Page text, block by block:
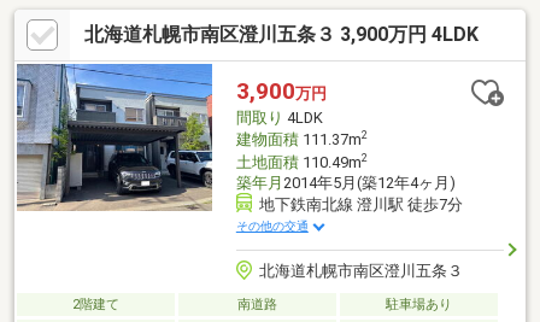
街です┏□リフォームポイント
┗┻━━━━━━━━━━━━━━━━━〇外壁工事実施済：
2015年〇外構工事実施済み：2024年〇給湯器（石油）交換：2016
年〇給湯器（都市ガス）交換：2023年
北海道札幌市南区澄川五条３ 3,900万円 4LDK
3,900万円
間取り 4LDK
建物面積111.37m2
土地面積110.49m2
築年月 2014年5月(築12年4ヶ月)
地下鉄南北線 澄川駅 徒歩7分
その他の交通
北海道札幌市南区澄川五条３
2階建て 南道路
駐車場あり